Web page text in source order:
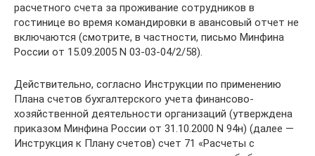
расчетного счета за проживание сотрудников в
гостинице во время командировки в авансовый отчет не
включаются (смотрите, в частности, письмо Минфина
России от 15.09.2005 N 03-03-04/2/58).
Действительно, согласно Инструкции по применению
Плана счетов бухгалтерского учета финансово-
хозяйственной деятельности организаций (утверждена
приказом Минфина России от 31.10.2000 N 94н) (далее —
Инструкция к Плану счетов) счет 71 «Расчеты с